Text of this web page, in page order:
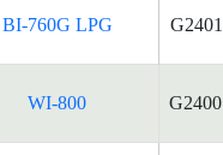
BI-760G LPG
WI-800